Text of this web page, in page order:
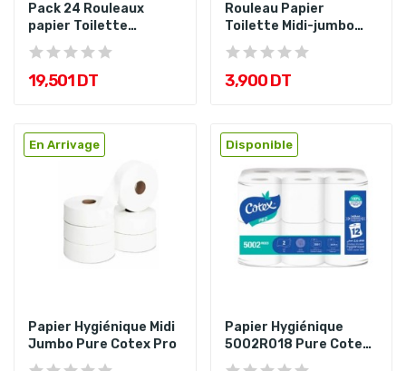
Pack 24 Rouleaux
papier Toilette
Fleuries Lilas
19,501 DT
Rouleau Papier
Toilette Midi-jumbo
300Gr Dorsh
3,900 DT
En Arrivage
Papier Hygiénique Midi
Jumbo Pure Cotex Pro
Disponible
Papier Hygiénique
5002R018 Pure Cotex
Pro PQT24